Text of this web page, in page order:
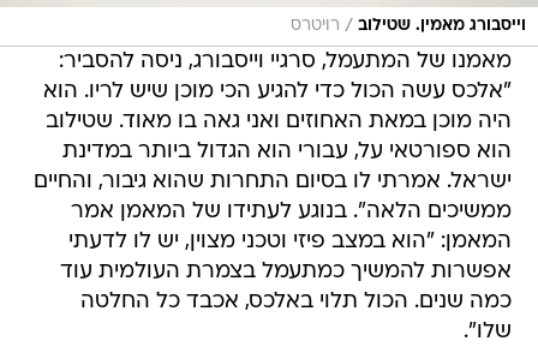
וייסבורג מאמין. שטילוב / רויטרס
מאמנו של המתעמל, סרגיי וייסבורג, ניסה להסביר:
"אלכס עשה הכול כדי להגיע הכי מוכן שיש לריו. הוא
היה מוכן במאת האחוזים ואני גאה בו מאוד. שטילוב
הוא ספורטאי על, עבורי הוא הגדול ביותר במדינת
ישראל. אמרתי לו בסיום התחרות שהוא גיבור, והחיים
ממשיכים הלאה". בנוגע לעתידו של המאמן אמר
המאמן: "הוא במצב פיזי וטכני מצוין, יש לו לדעתי
אפשרות להמשיך כמתעמל בצמרת העולמית עוד
כמה שנים. הכול תלוי באלכס, אכבד כל החלטה
שלו".